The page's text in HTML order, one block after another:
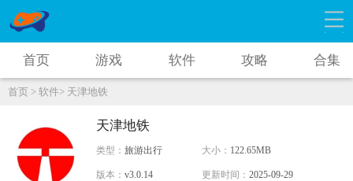
首页 游戏 软件 攻略 合集
首页 > 软件> 天津地铁
天津地铁
类型：旅游出行 大小： 122.65MB
版本：v3.0.14 更新时间： 2025-09-29